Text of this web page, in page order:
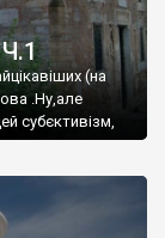
(на
.Ну,але
субєктивізм,